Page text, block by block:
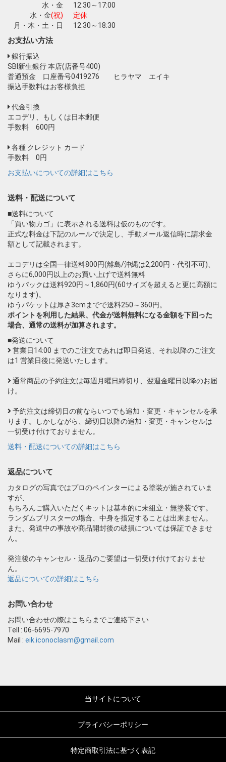
水・金
12:30～17:00
水・金(祝)
定休
月・木・土・日
12:30～18:30
お支払い方法
銀行振込
SBI新生銀行 本店(店番号400)
普通預金 口座番号0419276 ヒラヤマ エイキ
振込手数料はお客様負担
代金引換
エコデリ、もしくは日本郵便
手数料 600円
各種 クレジット カード
手数料 0円
お支払いについての詳細はこちら
送料・配送について
■送料について
「買い物カゴ」に表示される送料は仮のものです。
正式な料金は下記のルールで決定し、手動メール返信時に請求金
額として記載されます。
エコデリは全国一律送料800円(離島/沖縄は2,200円・代引不可)、
さらに6,000円以上のお買い上げで送料無料
ゆうパックは送料920円～1,860円(60サイズを超えると更に高額に
なります)。
ゆうパケットは厚さ3cmまでで送料250～360円。
ポイントを利用した結果、代金が送料無料になる金額を下回った
場合、通常の送料が加算されます。
■発送について
営業日14:00 までのご注文であれば即日発送、それ以降のご注文
は1 営業日後に発送いたします。
通常商品の予約注文は毎週月曜日締切り、翌週金曜日以降のお届
け。
予約注文は締切日の前ならいつでも追加・変更・キャンセルを承
ります。しかしながら、締切日以降の追加・変更・キャンセルは
一切受け付けておりません。
送料・配送についての詳細はこちら
返品について
カタログの写真ではプロのペインターによる塗装が施されていま
すが、
もちろんご購入いただくキットは基本的に未組立・無塗装です。
ランダムブリスターの場合、中身を指定することは出来ません。
また、発送中の事故や商品開封後の破損については保証できませ
ん。
発注後のキャンセル・返品のご要望は一切受け付けておりませ
ん。
返品についての詳細はこちら
お問い合わせ
お問い合わせの際はこちらまでご連絡下さい
Tell : 06-6695-7970
Mail : eik.iconoclasm@gmail.com
当サイトについて
プライバシーポリシー
特定商取引法に基づく表記